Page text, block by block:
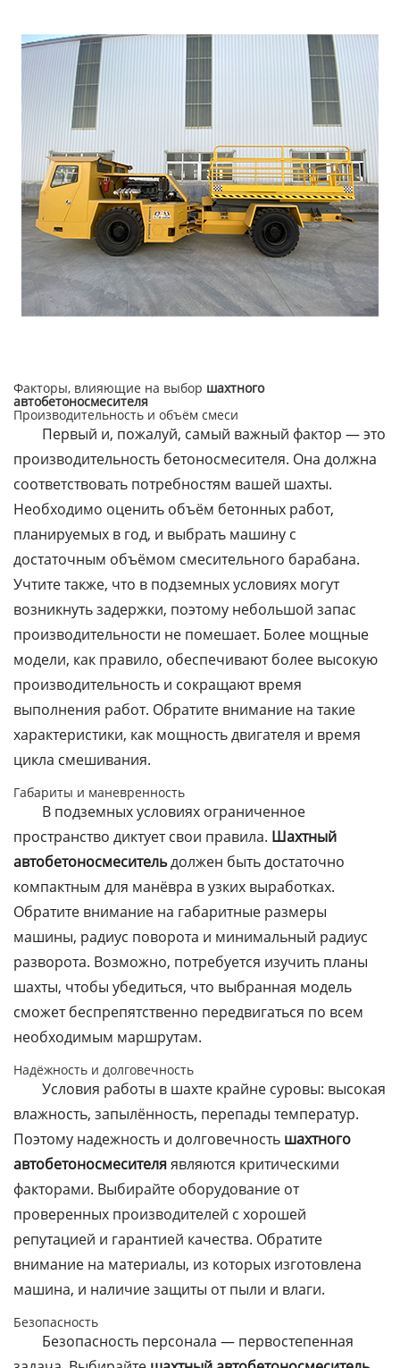
Факторы, влияющие на выбор шахтного
автобетоносмесителя
Производительность и объём смеси
Первый и, пожалуй, самый важный фактор — это
производительность бетоносмесителя. Она должна
соответствовать потребностям вашей шахты.
Необходимо оценить объём бетонных работ,
планируемых в год, и выбрать машину с
достаточным объёмом смесительного барабана.
Учтите также, что в подземных условиях могут
возникнуть задержки, поэтому небольшой запас
производительности не помешает. Более мощные
модели, как правило, обеспечивают более высокую
производительность и сокращают время
выполнения работ. Обратите внимание на такие
характеристики, как мощность двигателя и время
цикла смешивания.
Габариты и маневренность
В подземных условиях ограниченное
пространство диктует свои правила. Шахтный
автобетоносмесительдолжен быть достаточно
компактным для манёвра в узких выработках.
Обратите внимание на габаритные размеры
машины, радиус поворота и минимальный радиус
разворота. Возможно, потребуется изучить планы
шахты, чтобы убедиться, что выбранная модель
сможет беспрепятственно передвигаться по всем
необходимым маршрутам.
Надёжность и долговечность
Условия работы в шахте крайне суровы: высокая
влажность, запылённость, перепады температур.
Поэтому надежность и долговечность шахтного
автобетоносмесителяявляются критическими
факторами. Выбирайте оборудование от
проверенных производителей с хорошей
репутацией и гарантией качества. Обратите
внимание на материалы, из которых изготовлена
машина, и наличие защиты от пыли и влаги.
Безопасность
Безопасность персонала — первостепенная